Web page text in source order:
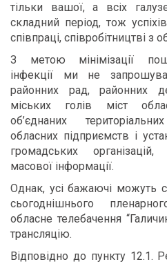
тільки вашої, а всіх
складний період, тож
співпраці, співробітництві
З метою мінімізації
інфекції ми не
районних рад, районних
міських голів міст
об’єднаних
обласних підприємств і
громадських організацій,
масової інформації.
Однак, усі бажаючі можуть
сьогоднішнього
обласне телебачення
трансляцію.
Відповідно до пункту 12.1.